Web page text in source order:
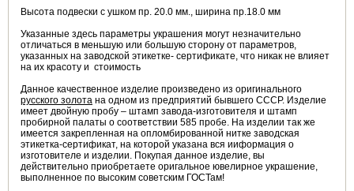
Высота подвески с ушком пр. 20.0 мм., ширина пр.18.0 мм
Указанные здесь параметры украшения могут незначительно
отличаться в меньшую или большую сторону от параметров,
указанных на заводской этикетке- сертификате, что никак не влияет
на их красоту и стоимость
Данное качественное изделие произведено из оригинального
русского золота на одном из предприятий бывшего СССР. Изделие
имеет двойную пробу – штамп завода-изготовителя и штамп
пробирной палаты о соответствии 585 пробе. На изделии так же
имеется закрепленная на опломбированной нитке заводская
этикетка-сертификат, на которой указана вся ииформация о
изготовителе и изделии. Покупая данное изделие, вы
действительно приобретаете оригальное ювелирное украшение,
выполненное по высоким советским ГОСТам!